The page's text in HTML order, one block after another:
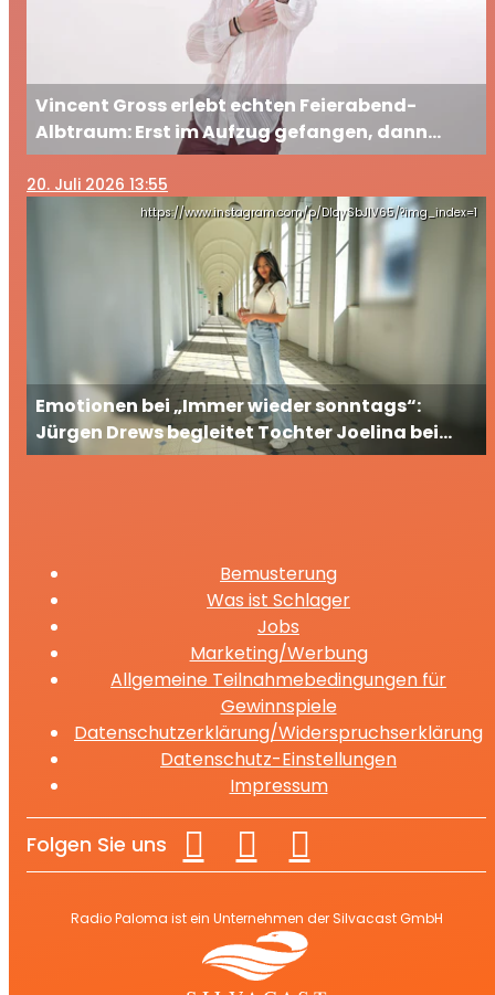
Vincent Gross erlebt echten Feierabend-
Albtraum: Erst im Aufzug gefangen, dann
ausgesperrt
20. Juli 2026 13:55
https://www.instagram.com/p/DIqySbJIV65/?img_index=1
Emotionen bei „Immer wieder sonntags“:
Jürgen Drews begleitet Tochter Joelina bei
ihrem großen TV-Auftritt
Bemusterung
Was ist Schlager
Jobs
Marketing/Werbung
Allgemeine Teilnahmebedingungen für
Gewinnspiele
Datenschutzerklärung/Widerspruchserklärung
Datenschutz-Einstellungen
Impressum
Folgen Sie uns
Radio Paloma ist ein Unternehmen der Silvacast GmbH